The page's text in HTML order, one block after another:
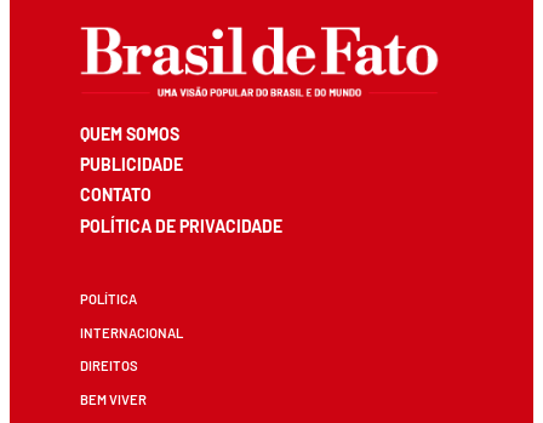
QUEM SOMOS
PUBLICIDADE
CONTATO
POLÍTICA DE PRIVACIDADE
POLÍTICA
INTERNACIONAL
DIREITOS
BEM VIVER